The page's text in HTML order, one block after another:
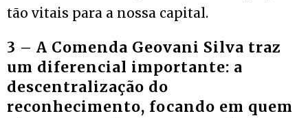
tão vitais para a nossa capital.
3 – A Comenda Geovani Silva traz
um diferencial importante: a
descentralização do
reconhecimento, focando em quem